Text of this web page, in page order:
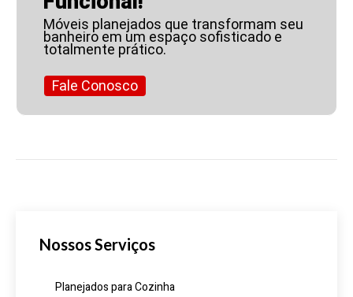
Móveis planejados que transformam seu
banheiro em um espaço sofisticado e
totalmente prático.
Fale Conosco
Nossos Serviços
Planejados para Cozinha